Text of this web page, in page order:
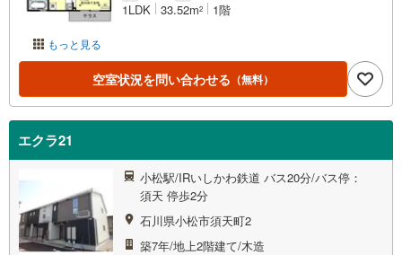
もっと見る
1LDK 33.52m2 1階
空室状況を問い合わせる （無料）
エクラ21
小松駅/IRいしかわ鉄道 バス20分/バス停：
須天 停歩2分
石川県小松市須天町2
築7年/地上2階建て/木造